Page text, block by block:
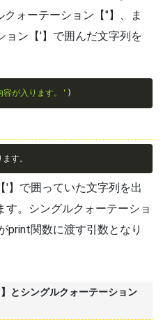
ォーテーション【"】、ま
ョン【'】で囲んだ文字列を
容が入ります。' )
す。
'】で囲っていた文字列を出
す。シングルクォーテーショ
print関数に渡す引数となり
とシングルクォーテーション